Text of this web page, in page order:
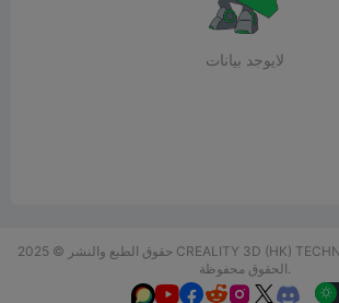
لايوجد بيانات
حقوق الطبع والنشر © 2025 CREALITY 3D (HK) TECHNOLOGY LIMITED جميع
الحقوق محفوظة.
  